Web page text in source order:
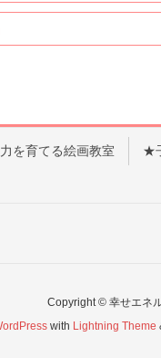
を育てる絵画教室
★
Copyright © 幸せエネ
with Lightning Theme